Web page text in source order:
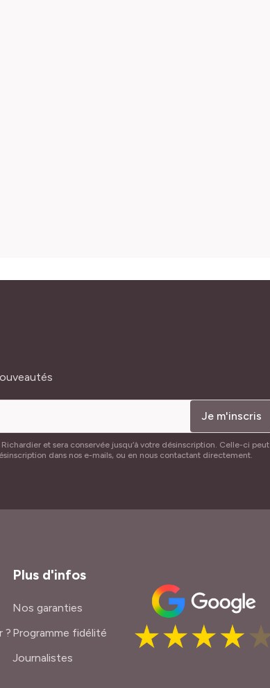
Je m'inscris
et sera conservée jusqu’à votre désinscription. Celle-ci peut
dans nos e-mails, ou en nous contactant directement.
?
Plus d'infos
Nos garanties
Programme fidélité
Journalistes